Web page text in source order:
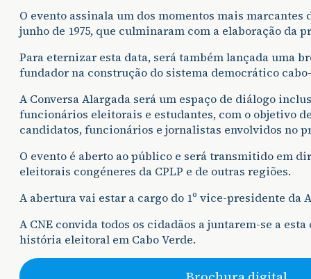
O evento assinala um dos momentos mais
junho de 1975, que culminaram com a elaboração
Para eternizar esta data, será também lançada uma
fundador na construção do sistema democrático
A Conversa Alargada será um espaço de diálogo
funcionários eleitorais e estudantes, com o objetivo
candidatos, funcionários e jornalistas envolvidos no
O evento é aberto ao público e será transmitido em
eleitorais congéneres da CPLP e de outras regiões.
A abertura vai estar a cargo do 1º vice-presidente da
A CNE convida todos os cidadãos a juntarem-se a
história eleitoral em Cabo Verde.